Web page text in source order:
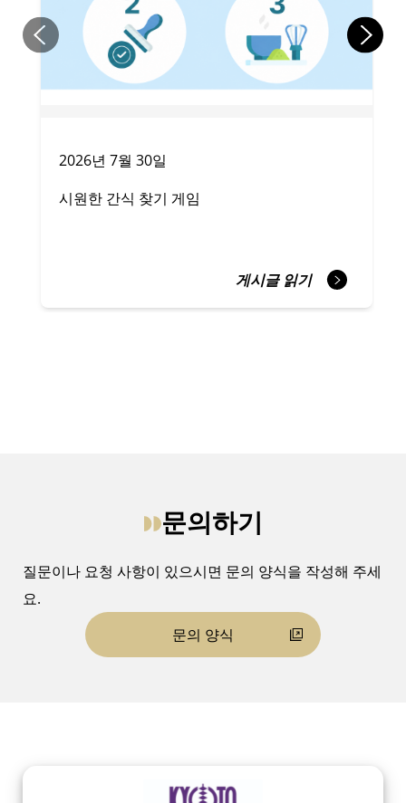
2026년 7월 30일
시원한 간식 찾기 게임
게시글 읽기
문의하기
질문이나 요청 사항이 있으시면 문의 양식을 작성해 주세
요.
문의 양식